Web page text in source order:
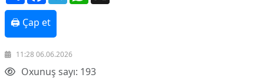
🖨 Çap et
11:28 06.06.2026
Oxunuş sayı: 193